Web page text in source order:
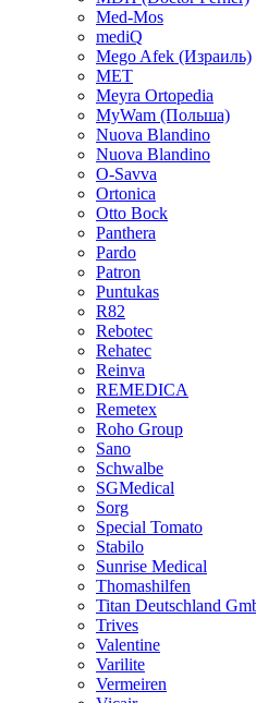
Med-Mos
mediQ
Mego Afek (Израиль)
MET
Meyra Ortopedia
MyWam (Польша)
Nuova Blandino
Nuova Blandino
O-Savva
Ortonica
Otto Bock
Panthera
Pardo
Patron
Puntukas
R82
Rebotec
Rehatec
Reinva
REMEDICA
Remetex
Roho Group
Sano
Schwalbe
SGMedical
Sorg
Special Tomato
Stabilo
Sunrise Medical
Thomashilfen
Titan Deutschland
Trives
Valentine
Varilite
Vermeiren